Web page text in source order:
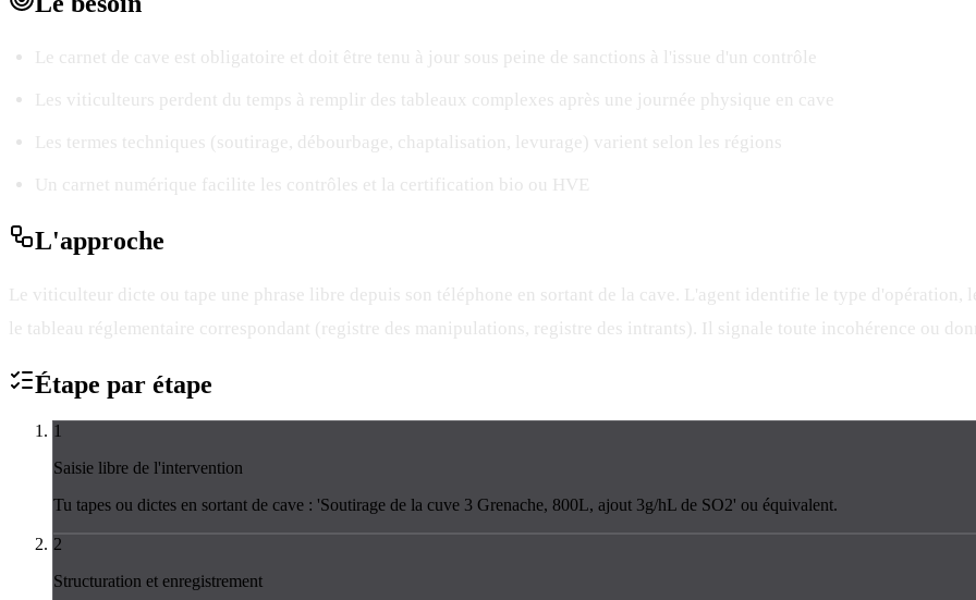
Le carnet de cave est obligatoire et doit être tenu à jour sous peine de sanctions à l'issue d'un contrôle
Les viticulteurs perdent du temps à remplir des tableaux complexes après une journée physique en cave
Les termes techniques (soutirage, débourbage, chaptalisation, levurage) varient selon les régions
Un carnet numérique facilite les contrôles et la certification bio ou HVE
L'approche
Le viticulteur dicte ou tape une phrase libre depuis son téléphone en sortant de la cave. L'agent identifie le type d'opération,
le tableau réglementaire correspondant (registre des manipulations, registre des intrants). Il signale toute incohérence ou
Étape par étape
1
Saisie libre de l'intervention
Tu tapes ou dictes en sortant de cave : 'Soutirage de la cuve 3 Grenache, 800L, ajout 3g/hL de SO2' ou équivalent.
2
Structuration et enregistrement